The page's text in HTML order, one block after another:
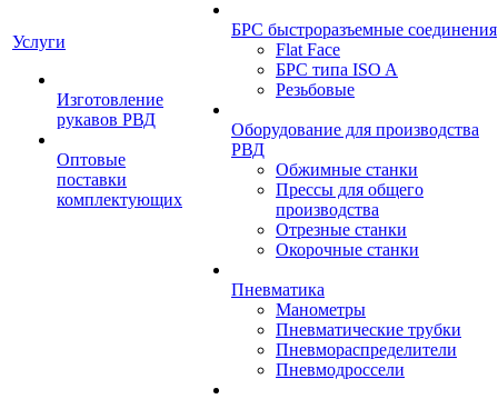
Услуги
Изготовление
рукавов РВД
Оптовые
поставки
комплектующих
БРС быстроразъемные соединения
Flat Face
БРС типа ISO A
Резьбовые
Оборудование для производства
РВД
Обжимные станки
Прессы для общего
производства
Отрезные станки
Окорочные станки
Пневматика
Манометры
Пневматические трубки
Пневмораспределители
Пневмодроссели